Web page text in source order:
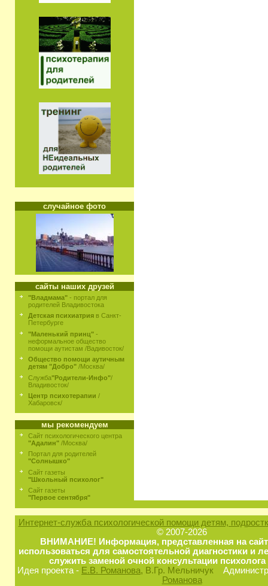
случайное фото
сайты наших друзей
"Владмама" - портал для
родителей Владивостока
Детская психиатрия в Санкт-
Петербурге
"Маленький принц" -
неформальное общество
помощи аутистам /Вадивосток/
Общество помощи аутичным
детям "Добро" /Москва/
Служба"Родители-Инфо"/
Владивосток/
Центр психотерапии /
Хабаровск/
мы рекомендуем
Сайт психологического центра
"Адалин" /Москва/
Портал для родителей
"Солнышко"
Сайт газеты
"Школьный психолог"
Сайт газеты
"Первое сентября"
Интернет-служба психологической помощи детям,
© 2007-2026
ВНИМАНИЕ! Информация, представленная на
использоваться для самостоятельной диагностики и
служить заменой очной консультации
Идея проекта - Е.В. Романова, В.Гр. Мельничук
Романова